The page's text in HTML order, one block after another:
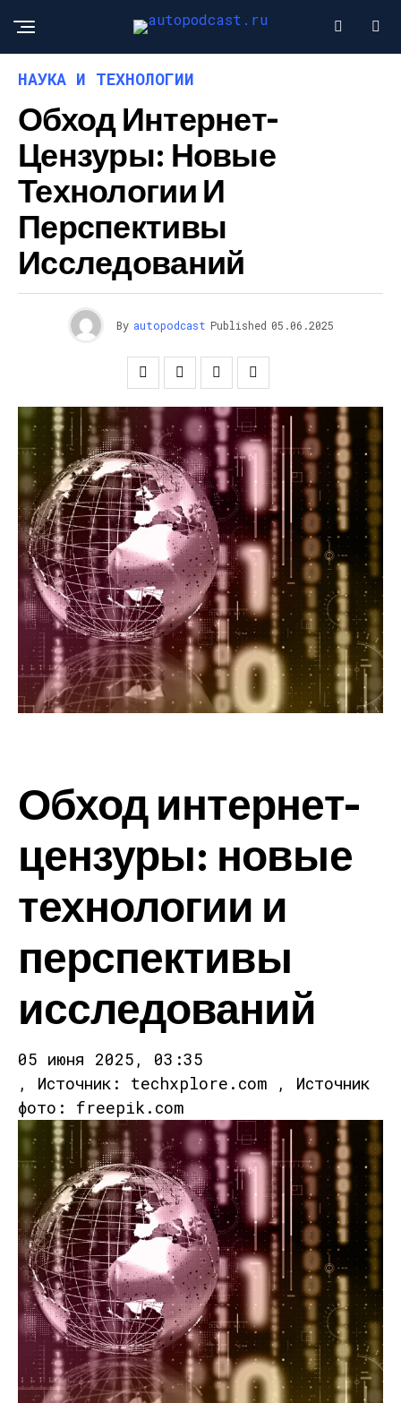
НАУКА И ТЕХНОЛОГИИ
Обход Интернет-
Цензуры: Новые
Технологии И
Перспективы
Исследований
By autopodcast Published 05.06.2025
Обход интернет-
цензуры: новые
технологии и
перспективы
исследований
05 июня 2025, 03:35
, Источник: techxplore.com , Источник
фото: freepik.com